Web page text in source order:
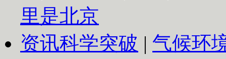
里是北京
资讯科学突破 | 气候环